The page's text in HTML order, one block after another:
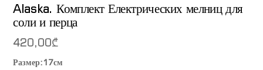
Alaska. Комплект Електрических мелниц для
соли и перца
420,00₾
Размер:17см